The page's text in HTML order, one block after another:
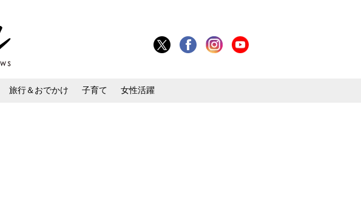
旅行＆おでかけ 子育て 女性活躍